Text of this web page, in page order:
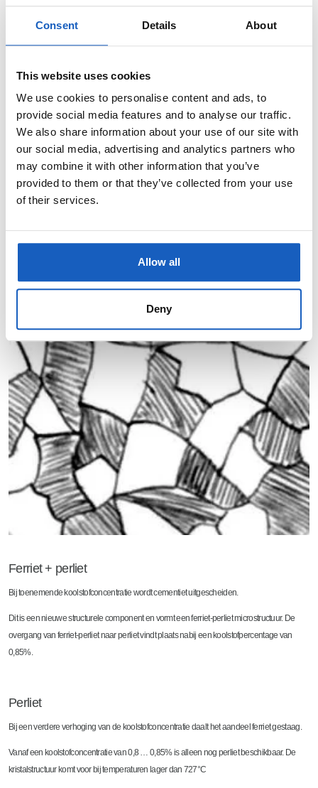
Consent Details About
This website uses cookies
We use cookies to personalise content and ads, to
provide social media features and to analyse our traffic.
We also share information about your use of our site with
our social media, advertising and analytics partners who
may combine it with other information that you’ve
provided to them or that they’ve collected from your use
of their services.
Allow all
Deny
Ferriet + perliet
Bij toenemende koolstofconcentratie wordt cementiet uitgescheiden.
Dit is een nieuwe structurele component en vormt een ferriet-perliet microstructuur. De
overgang van ferriet-perliet naar perliet vindt plaats nabij een koolstofpercentage van
0,85%.
Perliet
Bij een verdere verhoging van de koolstofconcentratie daalt het aandeel ferriet gestaag.
Vanaf een koolstofconcentratie van 0,8 … 0,85% is alleen nog perliet beschikbaar. De
kristalstructuur komt voor bij temperaturen lager dan 727°C